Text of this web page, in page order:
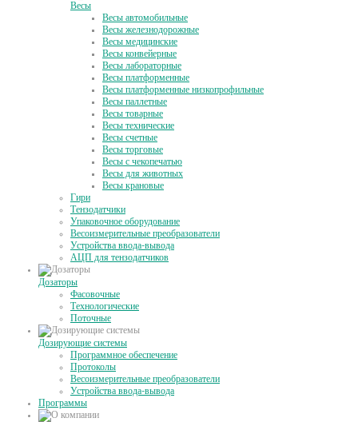
Весы
Весы автомобильные
Весы железнодорожные
Весы медицинские
Весы конвейерные
Весы лабораторные
Весы платформенные
Весы платформенные низкопрофильные
Весы паллетные
Весы товарные
Весы технические
Весы счетные
Весы торговые
Весы с чекопечатью
Весы для животных
Весы крановые
Гири
Тензодатчики
Упаковочное оборудование
Весоизмерительные преобразователи
Устройства ввода-вывода
АЦП для тензодатчиков
Дозаторы
Фасовочные
Технологические
Поточные
Дозирующие системы
Программное обеспечение
Протоколы
Весоизмерительные преобразователи
Устройства ввода-вывода
Программы